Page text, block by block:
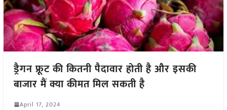
ड्रैगन फ्रूट की कितनी पैदावार होती है और इसकी
बाजार मैं क्या कीमत मिल सकती है
April 17, 2024